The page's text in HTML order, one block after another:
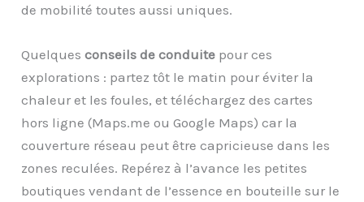
de mobilité toutes aussi uniques.
Quelquesconseils de conduite pour ces
explorations : partez tôt le matin pour éviter la
chaleur et les foules, et téléchargez des cartes
hors ligne (Maps.me ou Google Maps) car la
couverture réseau peut être capricieuse dans les
zones reculées. Repérez à l’avance les petites
boutiques vendant de l’essence en bouteille sur le